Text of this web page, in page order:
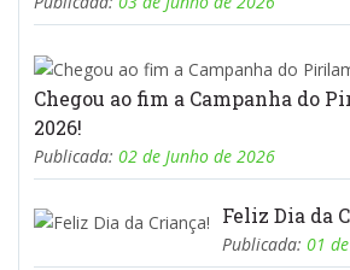
Chegou ao fim a Campanha do
2026!
Publicada: 02 de Junho de 2026
Feliz Dia da
Publicada: 01